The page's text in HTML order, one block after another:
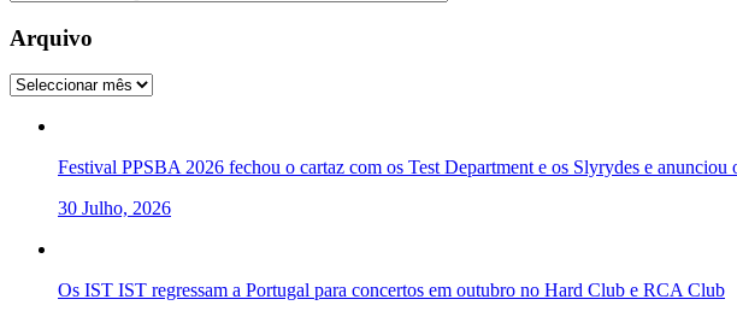
Arquivo
Arquivo
Festival PPSBA 2026 fechou o cartaz com os Test Department e os Slyrydes e anunciou
30 Julho, 2026
Os IST IST regressam a Portugal para concertos em outubro no Hard Club e RCA Club